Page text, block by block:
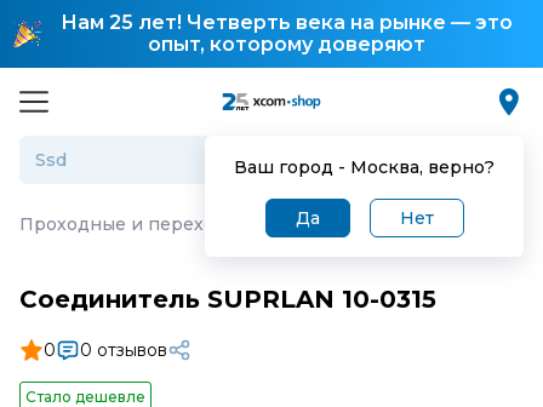
Нам 25 лет! Четверть века на рынке — это
опыт, которому доверяют
Ваш город - Москва, верно?
Да Нет
Проходные и переходные адаптеры Соединитель
Соединитель SUPRLAN 10-0315
0 0 отзывов
Стало дешевле